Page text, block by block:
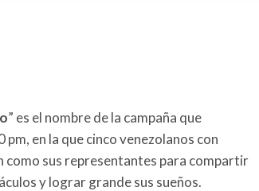
” es el nombre de la campaña que
en la que cinco venezolanos con
como sus representantes para compartir
y lograr grande sus sueños.